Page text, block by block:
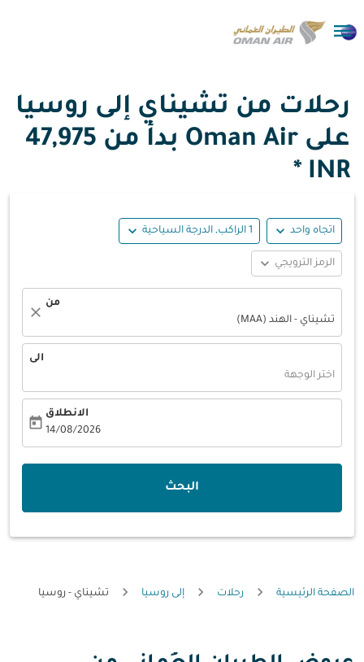

رحلات من تشيناي إلى روسيا
على Oman Air بدأ من
47,975
INR *
اتجاه واحد expand_more 1 الراكب, الدرجة السياحية expand_more
الرمز الترويجي expand_more
من
تشيناي - الهند (MAA)
close
الى
اختر الوجهة
الانطلاق
14/08/2026
today
البحث
الصفحة الرئيسية رحلات إلى روسيا تشيناي - روسيا